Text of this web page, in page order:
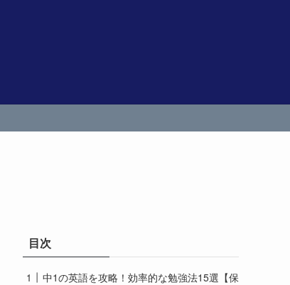
目次
中1の英語を攻略！効率的な勉強法15選【保